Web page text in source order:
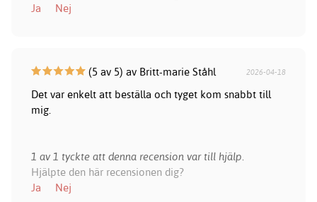
Ja
Nej
(5 av 5) av Britt-marie Ståhl 2026-04-18
Det var enkelt att beställa och tyget kom snabbt till
mig.
1 av 1 tyckte att denna recension var till hjälp.
Hjälpte den här recensionen dig?
Ja
Nej